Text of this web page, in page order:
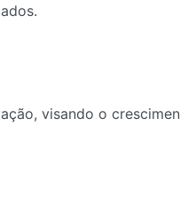
visando o